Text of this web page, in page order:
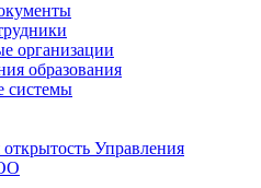
организации
образования
системы
Управления